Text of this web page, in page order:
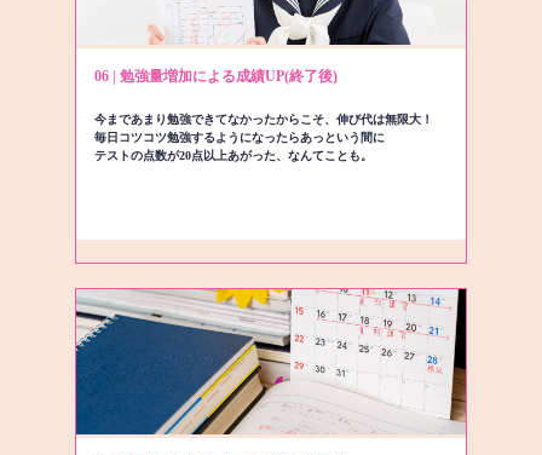
06 | 勉強量増加による成績UP(終了後)
今まであまり勉強できてなかったからこそ、伸び代は無限大！
毎日コツコツ勉強するようになったらあっという間に
テストの点数が20点以上あがった、なんてことも。